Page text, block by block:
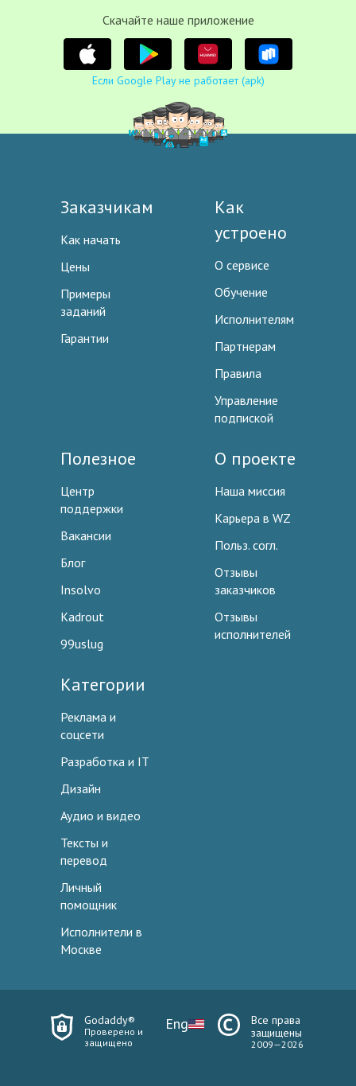
Cкачайте наше приложение
Если Google Play не работает (apk)
Заказчикам
Как начать
Цены
Примеры
заданий
Гарантии
Как
устроено
О сервисе
Обучение
Исполнителям
Партнерам
Правила
Управление
подпиской
Полезное
Центр
поддержки
Вакансии
Блог
Insolvo
Kadrout
99uslug
О проекте
Наша миссия
Карьера в WZ
Польз. согл.
Отзывы
заказчиков
Отзывы
исполнителей
Категории
Реклама и
соцсети
Разработка и IT
Дизайн
Аудио и видео
Тексты и
перевод
Личный
помощник
Исполнители в
Москве
Godaddy®
Проверено и
защищено
Eng
Все права
защищены
2009—2026